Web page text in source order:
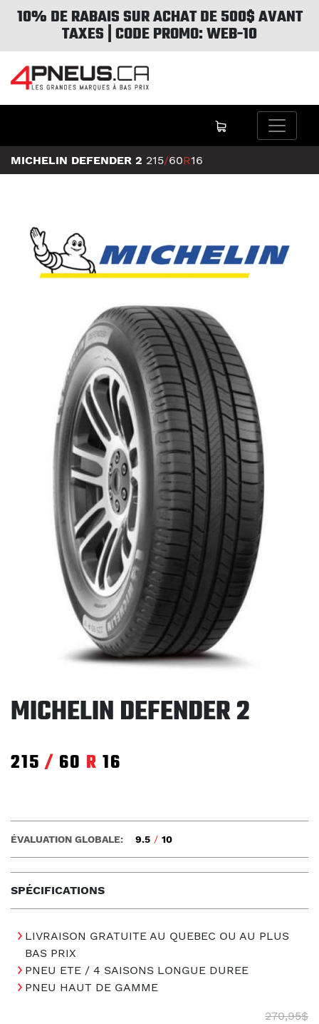
10% DE RABAIS SUR ACHAT DE 500$ AVANT
TAXES | CODE PROMO: WEB-10
MICHELIN DEFENDER 2 215/60R16
MICHELIN DEFENDER 2
215 / 60 R 16
SPÉCIFICATIONS
ÉVALUATION GLOBALE: 9.5 / 10
LIVRAISON GRATUITE AU QUEBEC OU AU PLUS
BAS PRIX
PNEU ETE / 4 SAISONS LONGUE DUREE
PNEU HAUT DE GAMME
270,95$